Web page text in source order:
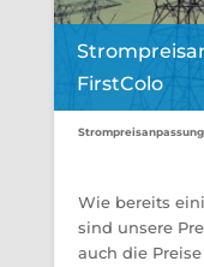
FirstColo
Wie bereits
sind unsere
auch die